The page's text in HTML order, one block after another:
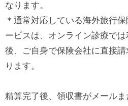
なります。
＊通常対応している海外旅行
ービスは、オンライン診療で
後、ご自身で保険会社に直接
ります。
精算完了後、領収書がメール